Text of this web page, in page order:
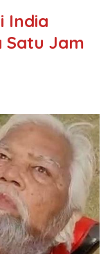
India
Satu Jam